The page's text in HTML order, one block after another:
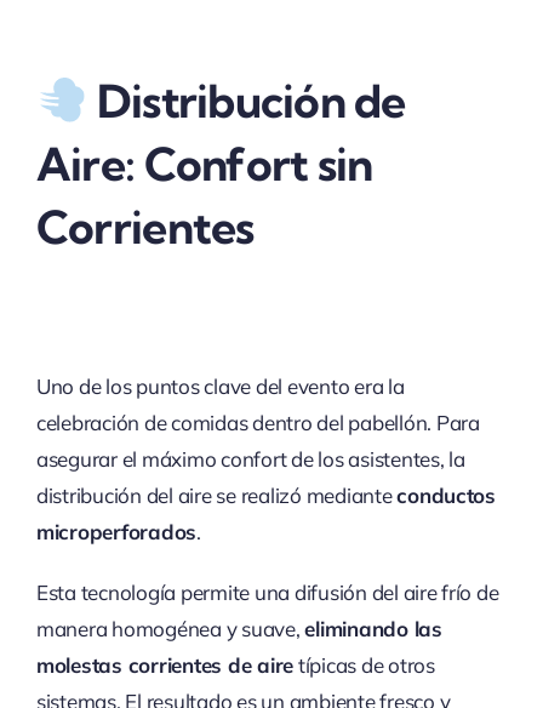
Distribución de
Aire: Confort sin
Corrientes
Uno de los puntos clave del evento era la
celebración de comidas dentro del pabellón. Para
asegurar el máximo confort de los asistentes, la
distribución del aire se realizó medianteconductos
microperforados.
Esta tecnología permite una difusión del aire frío de
manera homogénea y suave,eliminando las
molestas corrientes de airetípicas de otros
sistemas. El resultado es un ambiente fresco y